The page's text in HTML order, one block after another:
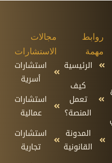
روابط
مهمة
الرئيسية
كيف
تعمل
المنصة؟
المدونة
القانونية
مجالات
الاستشارات
استشارات
أسرية
استشارات
عمالية
استشارات
تجارية